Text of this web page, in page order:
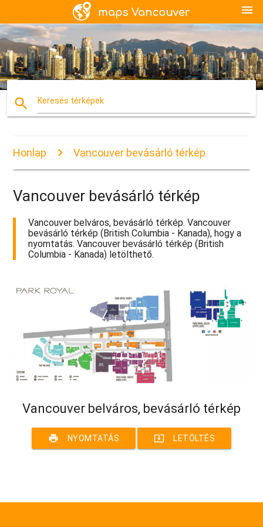
menu
search Keresés térképek
Honlap Vancouver bevásárló térkép
Vancouver bevásárló térkép
Vancouver belváros, bevásárló térkép. Vancouver
bevásárló térkép (British Columbia - Kanada), hogy a
nyomtatás. Vancouver bevásárló térkép (British
Columbia - Kanada) letölthető.
Vancouver belváros, bevásárló térkép
print NYOMTATÁS system_update_alt LETÖLTÉS